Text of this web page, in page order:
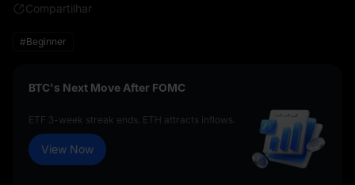
Compartilhar
#Beginner
BTC's Next Move After FOMC
ETF 3-week streak ends. ETH attracts inflows.
View Now